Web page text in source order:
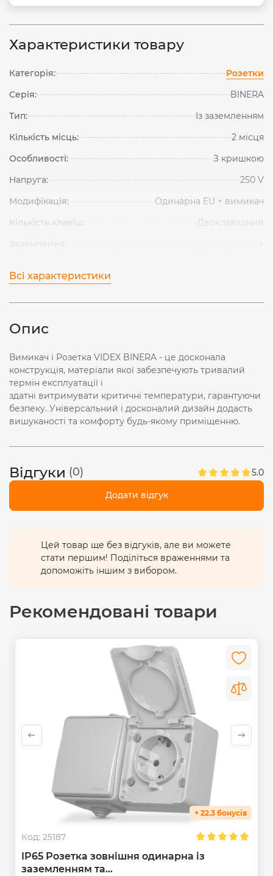
Характеристики товару
Категорія:
Розетки
Серія:
BINERA
Тип:
Із заземленням
Кількість місць:
2 місця
Особливості:
З кришкою
Напруга:
250 V
Модифікація:
Одинарна EU + вимикач
Кількість клавіш:
Двоклавішний
Всі характеристики
Опис
Вимикач і Розетка VIDEX BINERA - це досконала
конструкція, матеріали якої забезпечують тривалий
термін експлуатації і
здатні витримувати критичні температури, гарантуючи
безпеку. Універсальний і досконалий дизайн додасть
вишуканості та комфорту будь-якому приміщенню.
Відгуки (0) 5.0
Додати відгук
Цей товар ще без відгуків, але ви можете
стати першим! Поділіться враженнями та
допоможіть іншим з вибором.
Рекомендовані товари
+ 22.3 бонусів
Код: 25187
IP65 Розетка зовнішня одинарна із
заземленням та...